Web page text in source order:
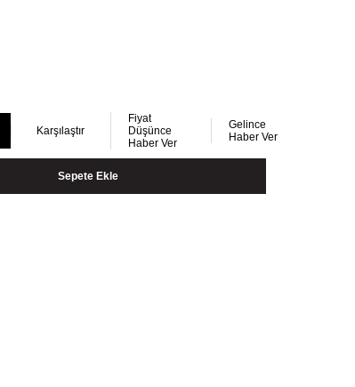
Karşılaştır
Fiyat
Düşünce
Haber Ver
Gelince
Haber Ver